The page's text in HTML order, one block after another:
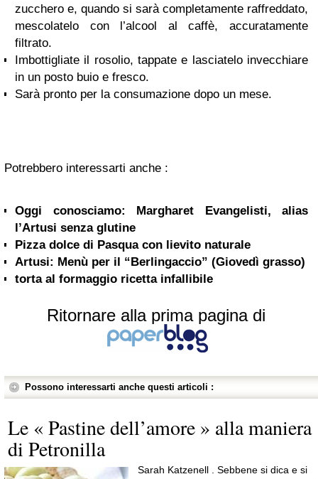
zucchero e, quando si sarà completamente raffreddato,
mescolatelo con l’alcool al caffè, accuratamente
filtrato.
Imbottigliate il rosolio, tappate e lasciatelo invecchiare
in un posto buio e fresco.
Sarà pronto per la consumazione dopo un mese.
Potrebbero interessarti anche :
Oggi conosciamo: Margharet Evangelisti, alias
l’Artusi senza glutine
Pizza dolce di Pasqua con lievito naturale
Artusi: Menù per il “Berlingaccio” (Giovedì grasso)
torta al formaggio ricetta infallibile
Ritornare alla prima pagina di
Possono interessarti anche questi articoli :
Le « Pastine dell’amore » alla maniera
di Petronilla
Sarah Katzenell . Sebbene si dica e si